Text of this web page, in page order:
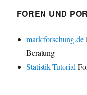
FOREN UND
marktforschung.de
Beratung
Statistik-Tutorial